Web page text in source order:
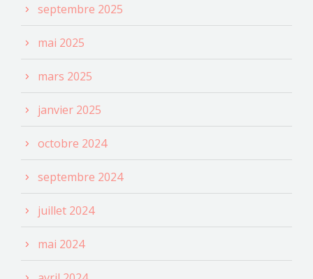
septembre 2025
mai 2025
mars 2025
janvier 2025
octobre 2024
septembre 2024
juillet 2024
mai 2024